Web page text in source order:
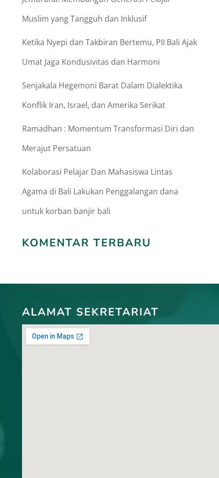
Muslim yang Tangguh dan Inklusif
Ketika Nyepi dan Takbiran Bertemu, PII Bali Ajak
Umat Jaga Kondusivitas dan Harmoni
Senjakala Hegemoni Barat Dalam Dialektika
Konflik Iran, Israel, dan Amerika Serikat
Ramadhan : Momentum Transformasi Diri dan
Merajut Persatuan
Kolaborasi Pelajar Dan Mahasiswa Lintas
Agama di Bali Lakukan Penggalangan dana
untuk korban banjir bali
KOMENTAR TERBARU
ALAMAT SEKRETARIAT